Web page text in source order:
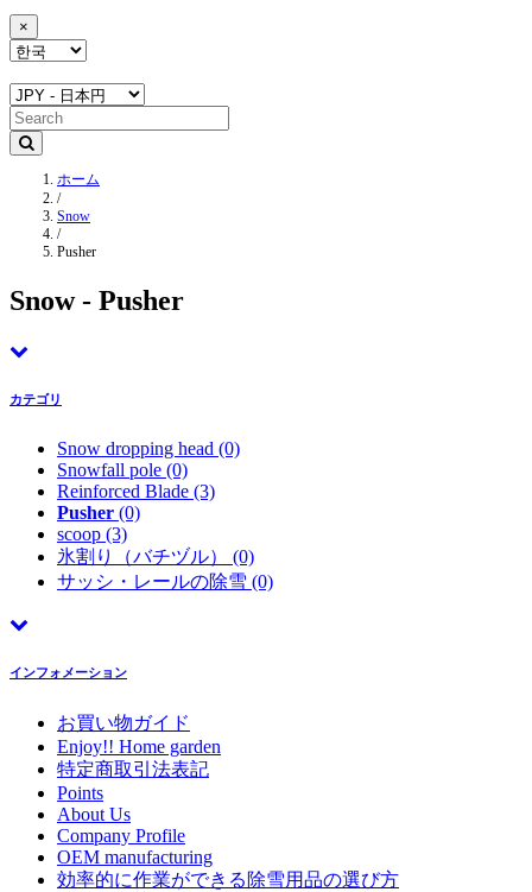
×
ホーム
/
Snow
/
Pusher
Snow - Pusher
カテゴリ
Snow dropping head (0)
Snowfall pole (0)
Reinforced Blade (3)
Pusher (0)
scoop (3)
氷割り（バチヅル） (0)
サッシ・レールの除雪 (0)
インフォメーション
お買い物ガイド
Enjoy!! Home garden
特定商取引法表記
Points
About Us
Company Profile
OEM manufacturing
効率的に作業ができる除雪用品の選び方